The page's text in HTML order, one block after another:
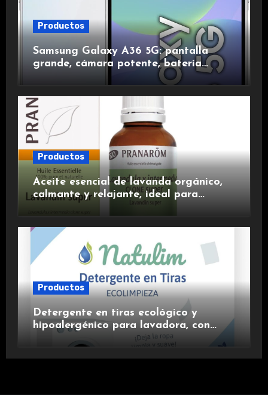
Productos
Samsung Galaxy A36 5G: pantalla
grande, cámara potente, batería
duradera y carga rápida para una
experiencia premium.
Productos
Aceite esencial de lavanda orgánico,
calmante y relajante, ideal para
Productos
Detergente en tiras ecológico y
hipoalergénico para lavadora, con
suavizante incluido y fragancia de
lavanda.